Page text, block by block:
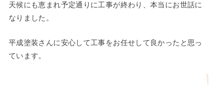
天候にも恵まれ予定通りに工事が終わり、本当にお世話に
なりました。
平成塗装さんに安心して工事をお任せして良かったと思っ
ています。